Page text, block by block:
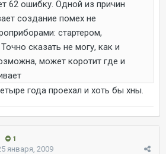
62 ошибку. Одной из причин
создание помех не
стартером,
сказать не могу, как и
может коротит где и
года проехал и хоть бы хны.
1
января, 2009